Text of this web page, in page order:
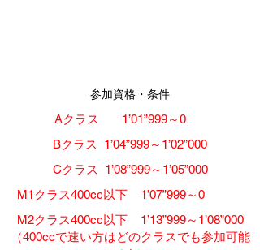
​参加資格・条件
​Aクラス 1’01”999～0
​Bクラス 1’04”999～1’02”000
​Cクラス 1’08”999～1’05”000
​M1クラス400cc以下 1’07”999～0
​M2クラス400cc以下 1’13”999～1’08”000
​（400ccで速い方はどのクラスでも参加可能